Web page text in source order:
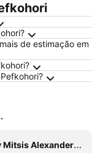
de estimação em
Alexander the Great